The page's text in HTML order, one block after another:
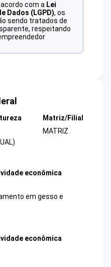
com a Lei
Dados (LGPD), os
sendo tratados de
respeitando
Matriz/Filial
MATRIZ
econômica
em gesso e
econômica